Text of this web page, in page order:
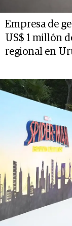
Empresa de
US$ 1 millón
regional en